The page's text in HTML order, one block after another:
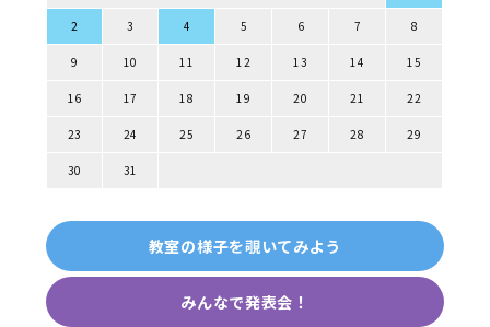
2 3 4 5 6 7 8
9 10 11 12 13 14 15
16 17 18 19 20 21 22
23 24 25 26 27 28 29
30 31
教室の様子を覗いてみよう
みんなで発表会！